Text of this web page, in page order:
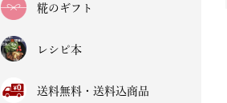
糀のギフト
レシピ本
送料無料・送料込商品